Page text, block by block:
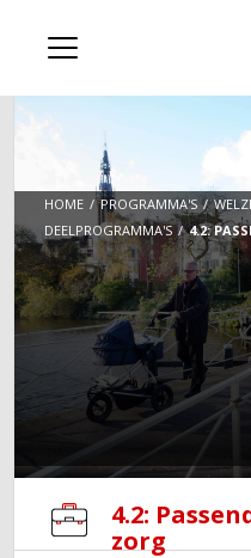
HOME PROGRAMMA'S
DEELPROGRAMMA'S
4.2:
4.2:
zorg